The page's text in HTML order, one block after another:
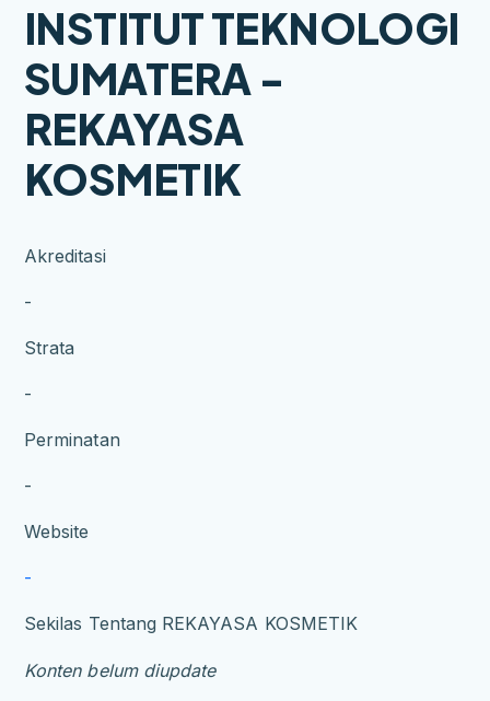
INSTITUT TEKNOLOGI
SUMATERA -
REKAYASA
KOSMETIK
Akreditasi
-
Strata
-
Perminatan
-
Website
-
Sekilas Tentang REKAYASA KOSMETIK
Konten belum diupdate